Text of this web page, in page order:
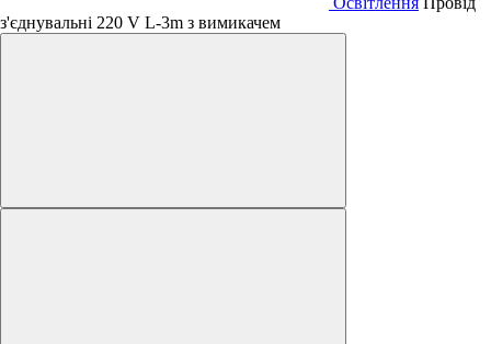
з'єднувальні 220 V L-3m з вимикачем